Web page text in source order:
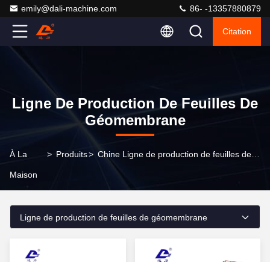
emily@dali-machine.com 86- -13357880879
Citation
Ligne De Production De Feuilles De
Géomembrane
À La
Maison
> Produits>
Ligne de production de feuilles de géomembrane